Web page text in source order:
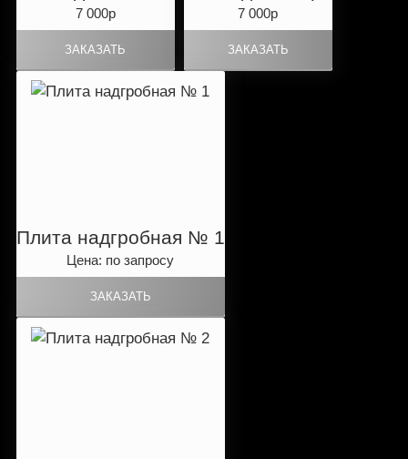
7 000р 7 000р
Плита надгробная № 1
Цена: по запросу